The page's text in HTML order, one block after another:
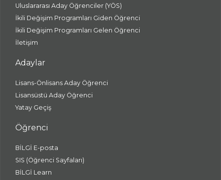
Uluslararası Aday Öğrenciler (YÖS)
İkili Değişim Programları Giden Öğrenci
İkili Değişim Programları Gelen Öğrenci
İletişim
Adaylar
Lisans-Önlisans Aday Öğrenci
Lisansüstü Aday Öğrenci
Yatay Geçiş
Öğrenci
BİLGİ E-posta
SIS (Öğrenci Sayfaları)
BİLGİ Learn